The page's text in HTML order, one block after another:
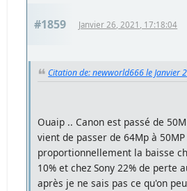
#1859 Janvier 26, 2021, 17:18:04
Citation de: newworld666 le Janvier
Ouaip .. Canon est passé de
vient de passer de 64Mp à 50MP
proportionnellement la baisse
10% et chez Sony 22% de perte
après je ne sais pas ce qu'on